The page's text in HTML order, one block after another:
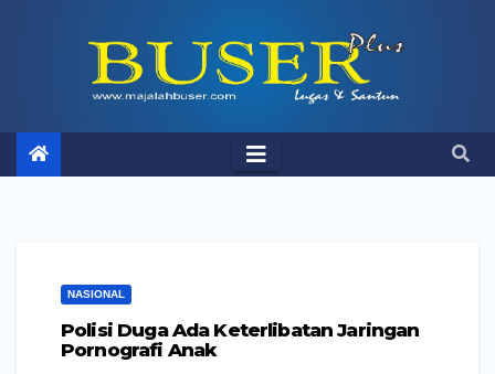
NASIONAL
Polisi Duga Ada Keterlibatan Jaringan
Pornografi Anak